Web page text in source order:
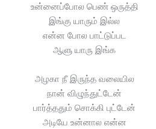
உன்னைப்போல பெண் ஒருத்தி
இங்கு யாரும் இல்ல
என்ன போல பாட்டுப்பட
ஆளு யாரு இங்க
அழகா நீ இருந்த வலையில
நான் விழுந்துட்டேன்
பார்த்ததும் சொக்கி புட்டேன்
அடியே உன்னால என்ன